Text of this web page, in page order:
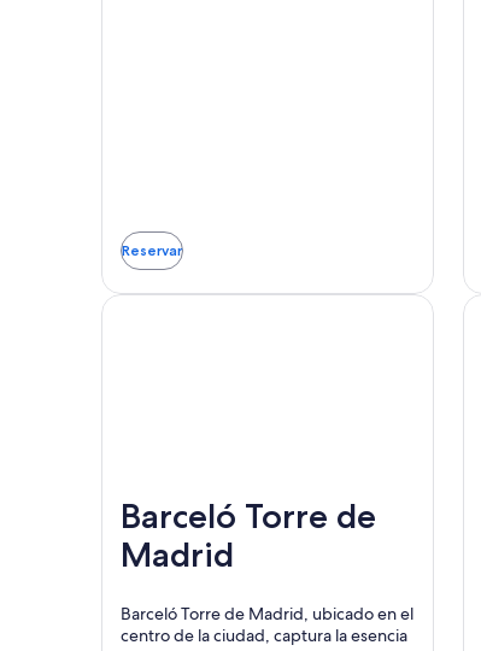
Reservar
Se
en
Barceló Torre de
Madrid
Barceló Torre de Madrid, ubicado en el
centro de la ciudad, captura la esencia